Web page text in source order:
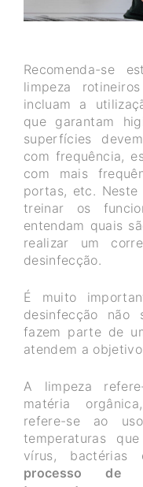
Recomenda-se
limpeza
incluam a
que garantam
superfícies
com frequência,
com mais
portas, etc.
treinar os
entendam quais
realizar um
desinfecção.
É muito
desinfecção não
fazem parte de
atendem a
A limpeza
matéria
refere-se ao
temperaturas
vírus, bactérias
processo de